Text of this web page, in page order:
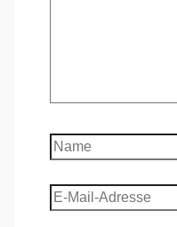
Name
E-
Mail-